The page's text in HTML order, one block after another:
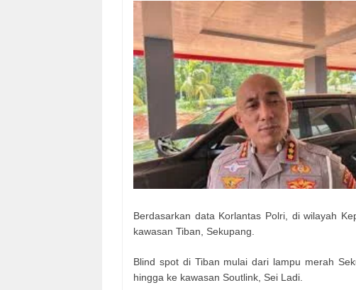
Berdasarkan data Korlantas Polri, di wilayah
kawasan Tiban, Sekupang.
Blind spot di Tiban mulai dari lampu merah
hingga ke kawasan Soutlink, Sei Ladi.